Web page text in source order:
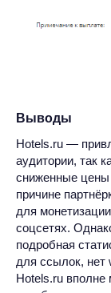
Выводы
Hotels.ru —
аудитории, так
сниженные цены
причине
для
соцсетях.
подробная
для ссылок, нет
Hotels.ru